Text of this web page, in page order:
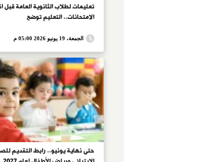
تعليمات لطلاب الثانوية العامة قبل
الامتحانات.. التعليم توضح
الجمعة، 19 يونيو 2026 05:00 م
حتى نهاية يونيو.. رابط التقديم